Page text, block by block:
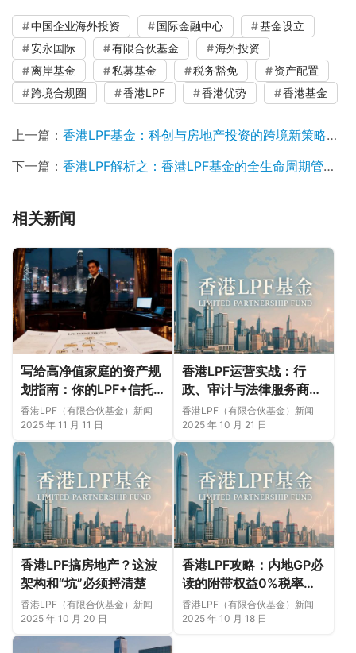
中国企业海外投资 国际金融中心
基金设立
安永国际
有限合伙基金
海外投资
离岸基金
私募基金 税务豁免
资产配置
跨境合规圈
香港LPF 香港优势 香港基金
上一篇： 香港LPF基金：科创与房地产投资的跨境新策略深度解析
下一篇： 香港LPF解析之：香港LPF基金的全生命周期管理与实务指南
相关新闻
写给高净值家庭的资产规
划指南：你的LPF+信托
方案缺了哪一步？
香港LPF（有限合伙基金）新闻
2025 年 11 月 11 日
香港LPF运营实战：行
政、审计与法律服务商的
选择标准与高效协同策略
香港LPF（有限合伙基金）新闻
2025 年 10 月 21 日
香港LPF搞房地产？这波
架构和“坑”必须捋清楚
香港LPF（有限合伙基金）新闻
2025 年 10 月 20 日
香港LPF攻略：内地GP必
读的附带权益0%税率与
AML合规指南
香港LPF（有限合伙基金）新闻
2025 年 10 月 18 日